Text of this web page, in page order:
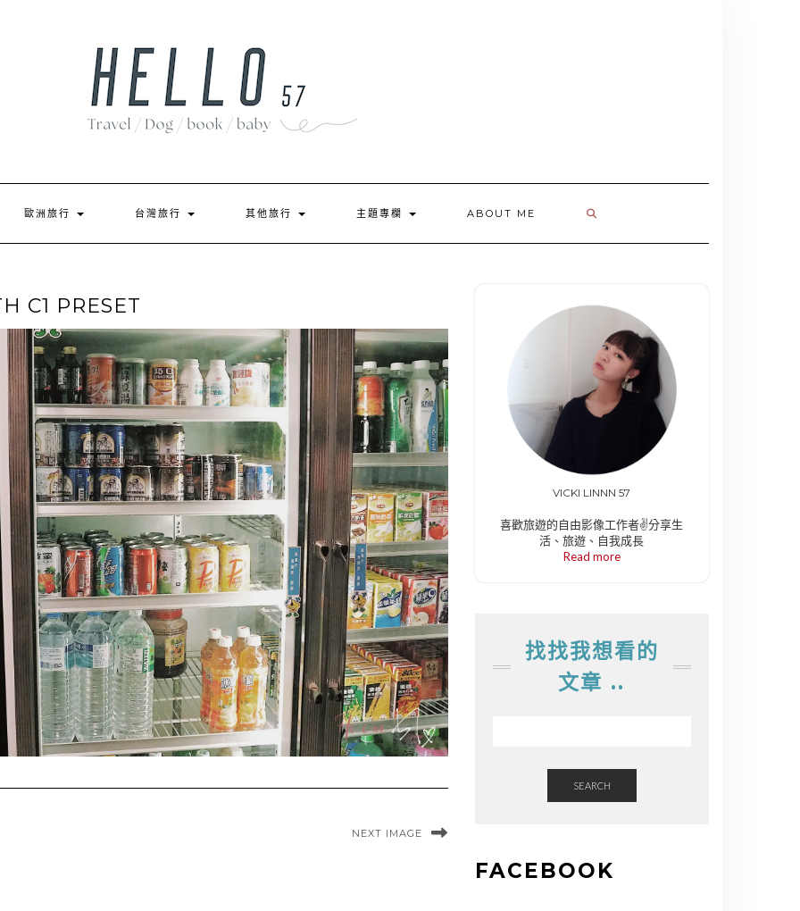
歐洲旅行 台灣旅行 其他旅行 主題專欄 ABOUT ME
C1 PRESET
NEXT IMAGE
VICKI LINNN 57
喜歡旅遊的自由影像工作者✌️分享生
活、旅遊、自我成長
Read more
找找我想看的
文章 ..
SEARCH
FACEBOOK